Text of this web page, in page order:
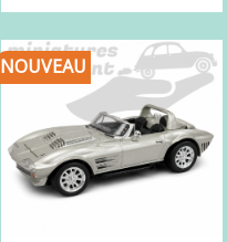
NOUVEAU